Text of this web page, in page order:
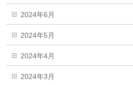
2024年6月
2024年5月
2024年4月
2024年3月